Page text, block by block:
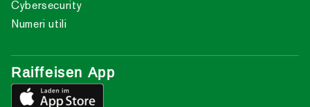
Cybersecurity
Numeri utili
Raiffeisen App